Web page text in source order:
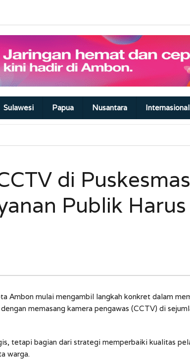
Sulawesi Papua Nusantara Internasional
di
Publik
Ambon mulai mengambil langkah konkret dalam
memasang kamera pengawas (CCTV) di
tetapi bagian dari strategi memperbaiki kualitas
warga.